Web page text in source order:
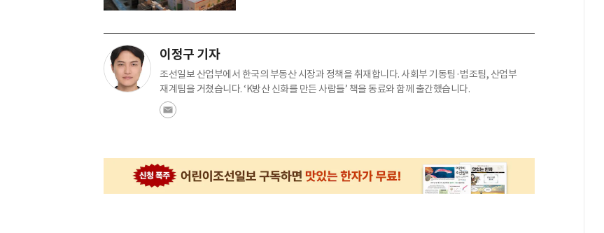
이정구 기자
조선일보 산업부에서 한국의 부동산 시장과 정책을 취재합니다. 사회부 기동팀·법조팀, 산업부
재계팀을 거쳤습니다. ‘K방산 신화를 만든 사람들’ 책을 동료와 함께 출간했습니다.